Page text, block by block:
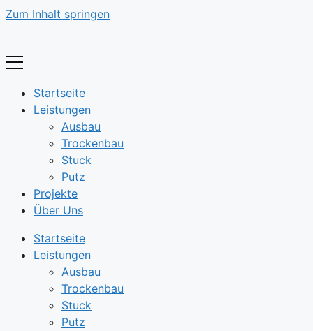
Zum Inhalt springen
Startseite
Leistungen
Ausbau
Trockenbau
Stuck
Putz
Projekte
Über Uns
Startseite
Leistungen
Ausbau
Trockenbau
Stuck
Putz